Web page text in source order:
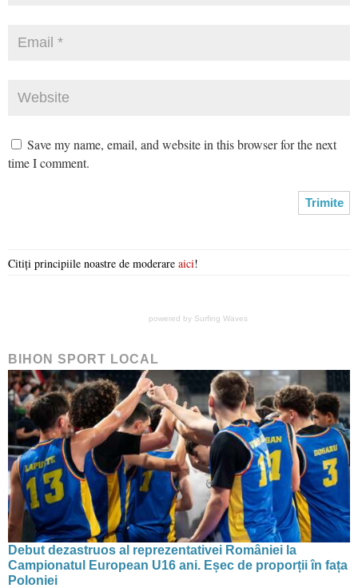
Save my name, email, and website in this browser for the next
time I comment.
Citiți principiile noastre de moderare aici!
powered by Surfing Waves
BIHON SPORT LOCAL
Debut dezastruos al reprezentativei României la
Campionatul European U16 ani. Eșec de proporții în fața
Poloniei